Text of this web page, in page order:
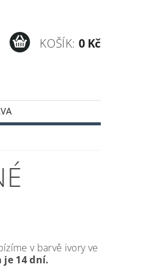
KOŠÍK: 0 Kč
v barvě ivory ve
14 dní.